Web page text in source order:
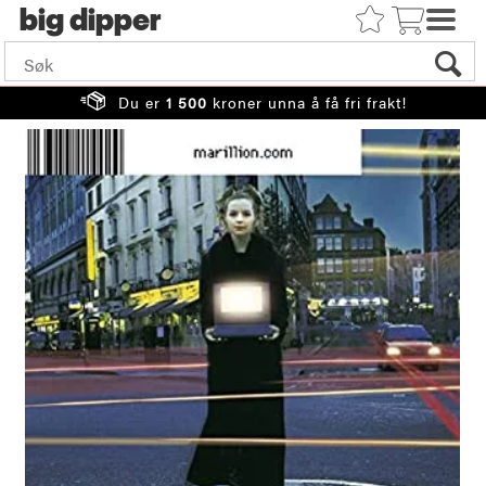
big
Du er 1 500 kroner unna å få fri frakt!